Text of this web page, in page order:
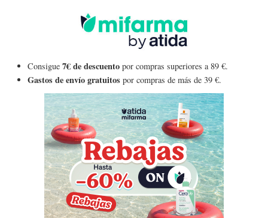
Consigue 7€ de descuento por compras superiores a 89 €.
Gastos de envío gratuitos por compras de más de 39 €.